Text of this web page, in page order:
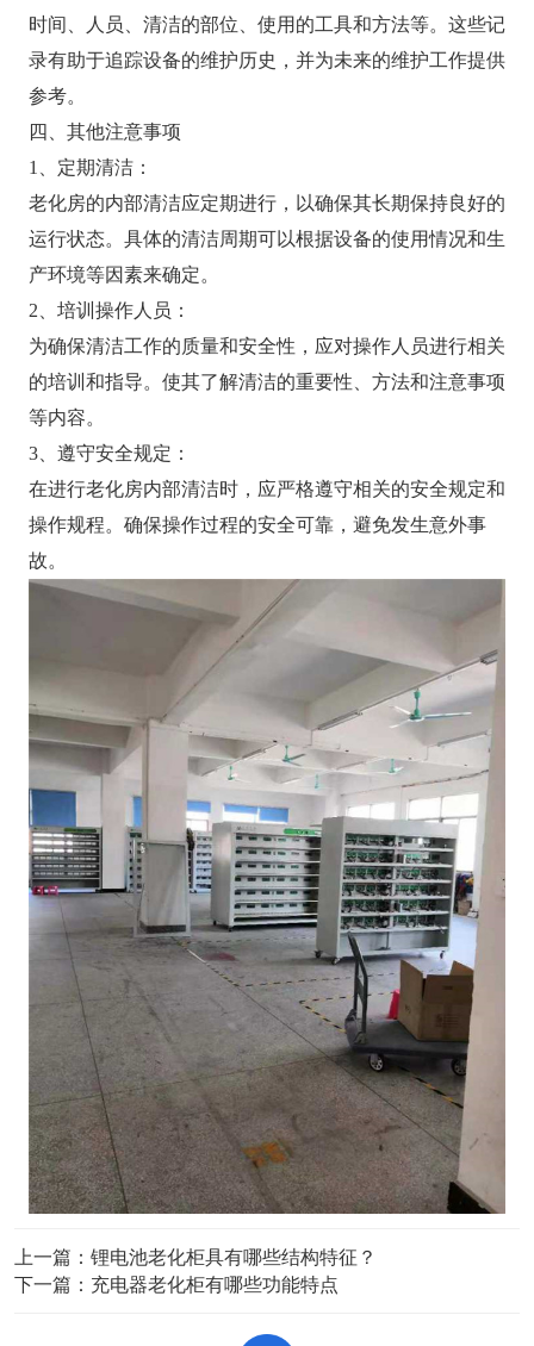
时间、人员、清洁的部位、使用的工具和方法等。这些记
录有助于追踪设备的维护历史，并为未来的维护工作提供
参考。
四、其他注意事项
1、定期清洁：
老化房的内部清洁应定期进行，以确保其长期保持良好的
运行状态。具体的清洁周期可以根据设备的使用情况和生
产环境等因素来确定。
2、培训操作人员：
为确保清洁工作的质量和安全性，应对操作人员进行相关
的培训和指导。使其了解清洁的重要性、方法和注意事项
等内容。
3、遵守安全规定：
在进行老化房内部清洁时，应严格遵守相关的安全规定和
操作规程。确保操作过程的安全可靠，避免发生意外事
故。
上一篇： 锂电池老化柜具有哪些结构特征？
下一篇： 充电器老化柜有哪些功能特点